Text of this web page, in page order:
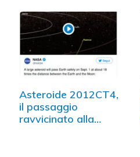
Asteroide 2012CT4,
il passaggio
ravvicinato alla